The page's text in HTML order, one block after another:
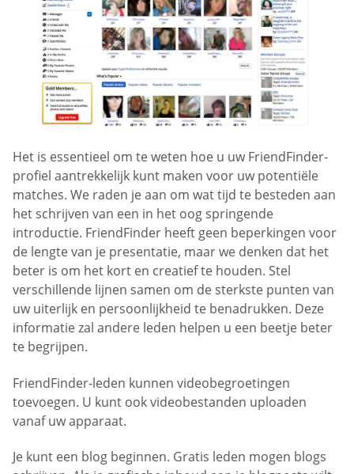
Het is essentieel om te weten hoe u uw FriendFinder-
profiel aantrekkelijk kunt maken voor uw potentiële
matches. We raden je aan om wat tijd te besteden aan
het schrijven van een in het oog springende
introductie. FriendFinder heeft geen beperkingen voor
de lengte van je presentatie, maar we denken dat het
beter is om het kort en creatief te houden. Stel
verschillende lijnen samen om de sterkste punten van
uw uiterlijk en persoonlijkheid te benadrukken. Deze
informatie zal andere leden helpen u een beetje beter
te begrijpen.
FriendFinder-leden kunnen videobegroetingen
toevoegen. U kunt ook videobestanden uploaden
vanaf uw apparaat.
Je kunt een blog beginnen. Gratis leden mogen blogs